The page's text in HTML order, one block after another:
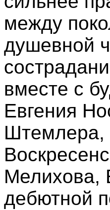
между
душевной
вместе с
Евгения
Штемлера,
Мелихова,
дебютной